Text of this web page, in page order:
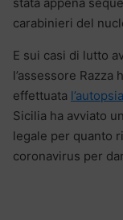
carabinieri del
E sui casi di lutto
l’assessore Razza
effettuata
Sicilia ha avviato
legale per quanto
coronavirus per